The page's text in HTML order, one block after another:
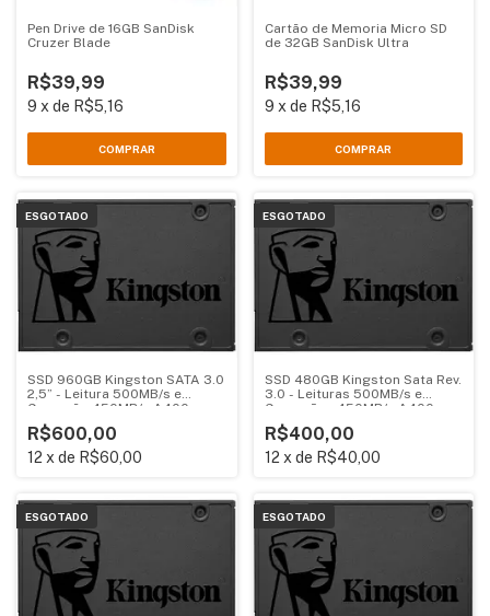
Pen Drive de 16GB SanDisk
Cruzer Blade
R$39,99
9 x de R$5,16
Cartão de Memoria Micro SD
de 32GB SanDisk Ultra
R$39,99
9 x de R$5,16
ESGOTADO
SSD 960GB Kingston SATA 3.0
2,5” - Leitura 500MB/s e
Gravação 450MB/s A400
R$600,00
12 x de R$60,00
ESGOTADO
SSD 480GB Kingston Sata Rev.
3.0 - Leituras 500MB/s e
Gravações 450MB/s A400
R$400,00
12 x de R$40,00
ESGOTADO ESGOTADO